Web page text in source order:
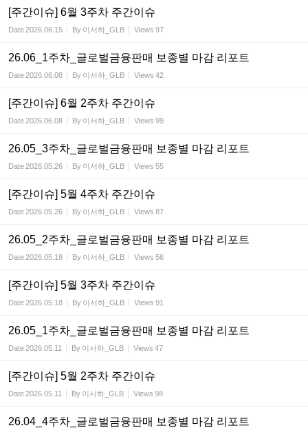
[주간이슈] 6월 3주차 주간이슈
Date2026.06.15 By 이서하_GLB Views 97
26.06_1주차_글로벌금융판매 보종별 마감 리포트
Date2026.06.08 By 이서하_GLB Views 42
[주간이슈] 6월 2주차 주간이슈
Date2026.06.08 By 이서하_GLB Views 99
26.05_3주차_글로벌금융판매 보종별 마감 리포트
Date2026.05.26 By 이서하_GLB Views 55
[주간이슈] 5월 4주차 주간이슈
Date2026.05.26 By 이서하_GLB Views 87
26.05_2주차_글로벌금융판매 보종별 마감 리포트
Date2026.05.18 By 이서하_GLB Views 56
[주간이슈] 5월 3주차 주간이슈
Date2026.05.18 By 이서하_GLB Views 91
26.05_1주차_글로벌금융판매 보종별 마감 리포트
Date2026.05.11 By 이서하_GLB Views 47
[주간이슈] 5월 2주차 주간이슈
Date2026.05.11 By 이서하_GLB Views 98
26.04_4주차_글로벌금융판매 보종별 마감 리포트